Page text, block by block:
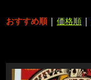
おすすめ順 | 価格順 |